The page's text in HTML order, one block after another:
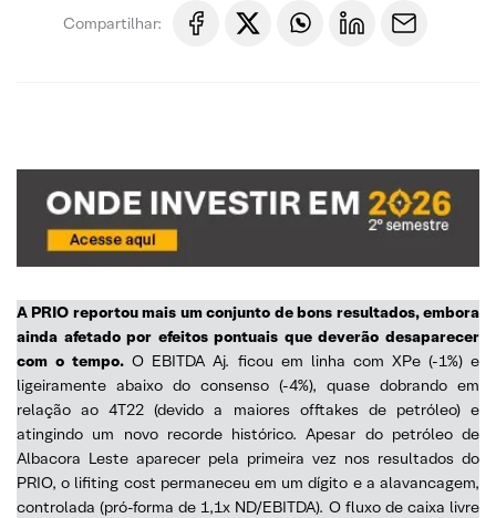
Compartilhar:
A PRIO reportou mais um conjunto de bons resultados, embora
ainda afetado por efeitos pontuais que deverão desaparecer
com o tempo. O EBITDA Aj. ficou em linha com XPe (-1%) e
ligeiramente abaixo do consenso (-4%), quase dobrando em
relação ao 4T22 (devido a maiores offtakes de petróleo) e
atingindo um novo recorde histórico. Apesar do petróleo de
Albacora Leste aparecer pela primeira vez nos resultados do
PRIO, o lifiting cost permaneceu em um dígito e a alavancagem,
controlada (pró-forma de 1,1x ND/EBITDA). O fluxo de caixa livre